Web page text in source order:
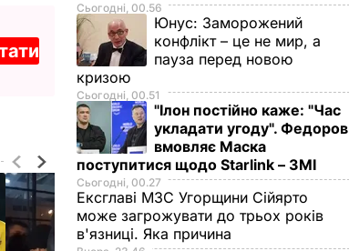
Сьогодні, 00.56
Юнус: Заморожений
конфлікт – це не мир, а
пауза перед новою
кризою
Сьогодні, 00.51
"Ілон постійно каже: "Час
укладати угоду". Федоров
вмовляє Маска
поступитися щодо Starlink – ЗМІ
Сьогодні, 00.27
Ексглаві МЗС Угорщини Сійярто
може загрожувати до трьох років
в'язниці. Яка причина